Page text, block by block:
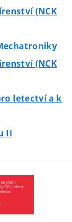
(NCK
(NCK
letectví a k
II